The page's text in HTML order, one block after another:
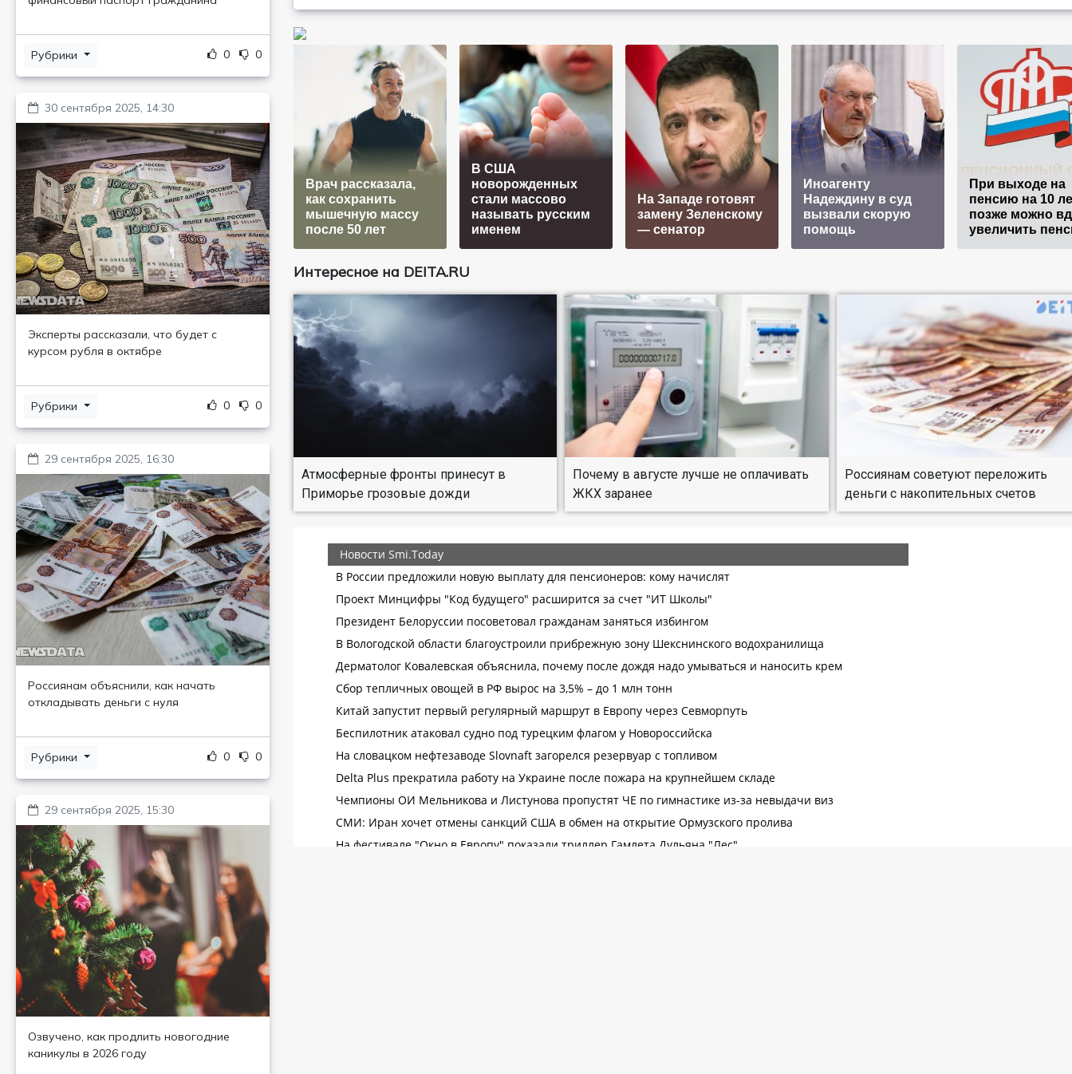
Рубрики 0 0
30 сентября 2025, 14:30
Эксперты рассказали, что будет с
курсом рубля в октябре
Рубрики 0 0
29 сентября 2025, 16:30
Россиянам объяснили, как начать
откладывать деньги с нуля
Рубрики 0 0
29 сентября 2025, 15:30
Озвучено, как продлить новогодние
каникулы в 2026 году
Врач рассказала,
как сохранить
мышечную массу
после 50 лет
В США
новорожденных
стали массово
называть русским
именем
На Западе готовят
замену Зеленскому
— сенатор
Иноагенту
Надеждину в суд
вызвали скорую
помощь
При выходе на
пенсию на 10
позже можно
увеличить
Интересное на DEITA.RU
Атмосферные фронты принесут в
Приморье грозовые дожди
Почему в августе лучше не оплачивать
ЖКХ заранее
Россиянам советуют переложить
деньги с накопительных счетов